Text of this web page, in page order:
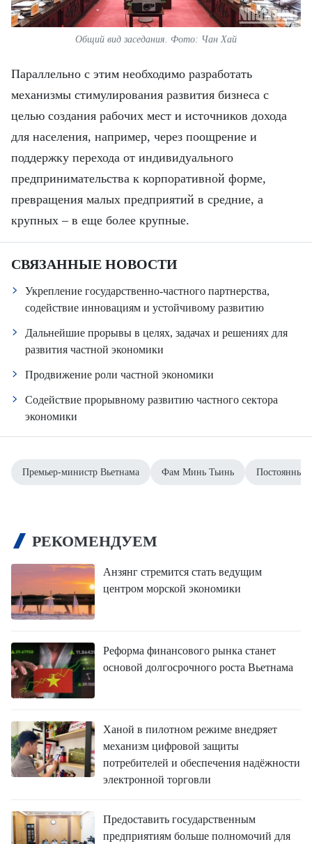
Общий вид заседания. Фото: Чан Хай
Параллельно с этим необходимо разработать
механизмы стимулирования развития бизнеса с
целью создания рабочих мест и источников дохода
для населения, например, через поощрение и
поддержку перехода от индивидуального
предпринимательства к корпоративной форме,
превращения малых предприятий в средние, а
крупных – в еще более крупные.
СВЯЗАННЫЕ НОВОСТИ
Укрепление государственно-частного партнерства,
содействие инновациям и устойчивому развитию
Дальнейшие прорывы в целях, задачах и решениях для
развития частной экономики
Продвижение роли частной экономики
Содействие прорывному развитию частного сектора
экономики
Премьер-министр Вьетнама Фам Минь Тьинь Постоянный
РЕКОМЕНДУЕМ
Анзянг стремится стать ведущим
центром морской экономики
Реформа финансового рынка станет
основой долгосрочного роста Вьетнама
Ханой в пилотном режиме внедряет
механизм цифровой защиты
потребителей и обеспечения надёжности
электронной торговли
Предоставить государственным
предприятиям больше полномочий для